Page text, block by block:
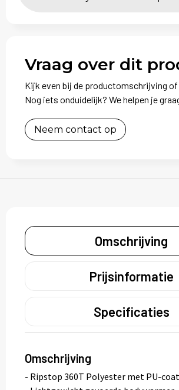
Vraag over dit
Kijk even bij de productomschrijving
Nog iets onduidelijk? We helpen je
Neem contact op
Omschrijving
Prijsinformatie
Specificaties
Omschrijving
- Ripstop 360T Polyester met PU-